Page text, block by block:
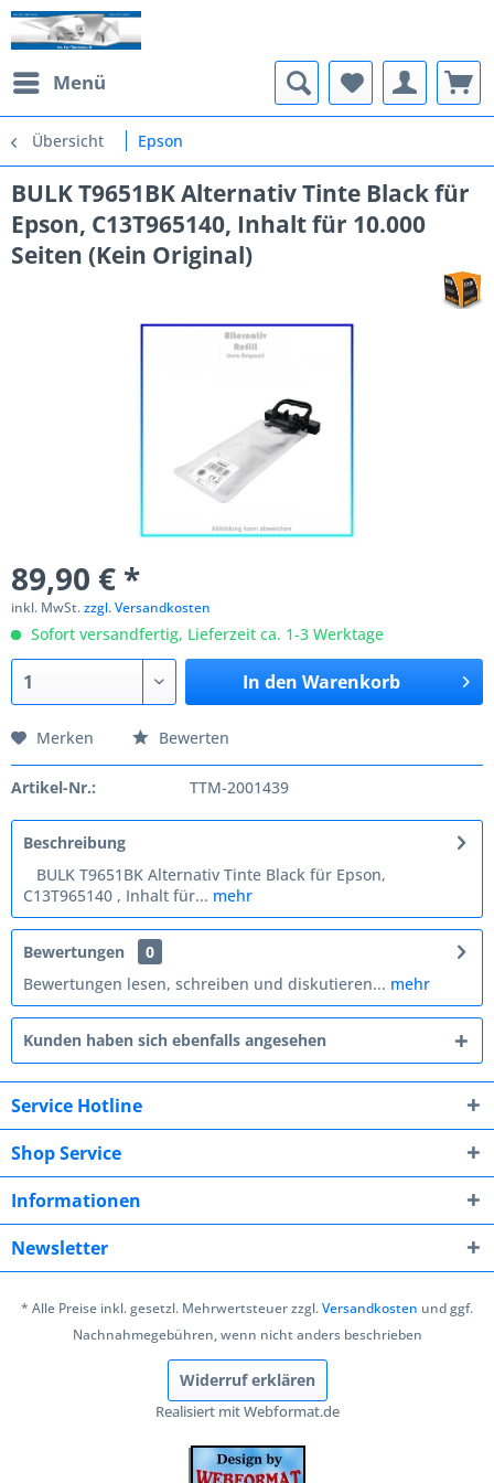
Menü
Übersicht Epson
BULK T9651BK Alternativ Tinte Black für
Epson, C13T965140, Inhalt für 10.000
Seiten (Kein Original)
89,90 € *
inkl. MwSt.zzgl. Versandkosten
Sofort versandfertig, Lieferzeit ca. 1-3 Werktage
In den Warenkorb
Merken Bewerten
Artikel-Nr.: TTM-2001439
Beschreibung
BULK T9651BK Alternativ Tinte Black für Epson,
C13T965140 , Inhalt für... mehr
Bewertungen
0
Bewertungen lesen, schreiben und diskutieren... mehr
Kunden haben sich ebenfalls angesehen
Service Hotline
Shop Service
Informationen
Newsletter
* Alle Preise inkl. gesetzl. Mehrwertsteuer zzgl.Versandkosten und ggf.
Nachnahmegebühren, wenn nicht anders beschrieben
Widerruf erklären
Realisiert mit Webformat.de